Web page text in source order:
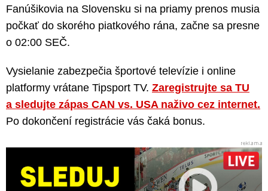
Fanúšikovia na Slovensku si na priamy prenos musia
počkať do skorého piatkového rána, začne sa presne
o 02:00 SEČ.
Vysielanie zabezpečia športové televízie i online
platformy vrátane Tipsport TV. Zaregistrujte sa TU
a sledujte zápas CAN vs. USA naživo cez internet.
Po dokončení registrácie vás čaká bonus.